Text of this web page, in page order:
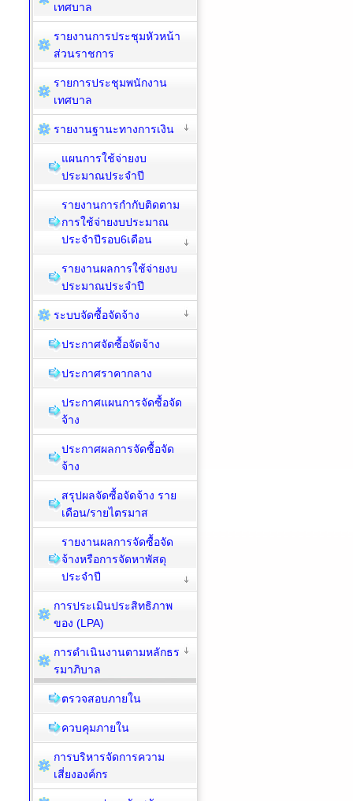
เทศบาล
รายงานการประชุมหัวหน้า
ส่วนราชการ
รายการประชุมพนักงาน
เทศบาล
รายงานฐานะทางการเงิน
แผนการใช้จ่ายงบ
ประมาณประจำปี
รายงานการกำกับติดตาม
การใช้จ่ายงบประมาณ
ประจำปีรอบ6เดือน
รายงานผลการใช้จ่ายงบ
ประมาณประจำปี
ระบบจัดซื้อจัดจ้าง
ประกาศจัดซื้อจัดจ้าง
ประกาศราคากลาง
ประกาศแผนการจัดซื้อจัด
จ้าง
ประกาศผลการจัดซื้อจัด
จ้าง
สรุปผลจัดซื้อจัดจ้าง ราย
เดือน/รายไตรมาส
รายงานผลการจัดซื้อจัด
จ้างหรือการจัดหาพัสดุ
ประจำปี
การประเมินประสิทธิภาพ
ของ (LPA)
การดำเนินงานตามหลักธร
รมาภิบาล
ตรวจสอบภายใน
ควบคุมภายใน
การบริหารจัดการความ
เสี่ยงองค์กร